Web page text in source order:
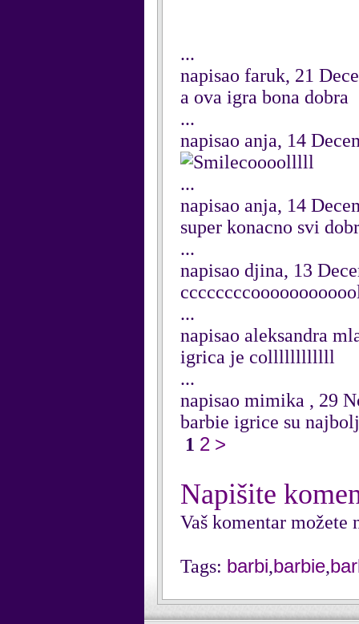
...
napisao faruk, 21
a ova igra bona dobra
...
napisao anja, 14
coooolllll
...
napisao anja, 14
super konacno svi
...
napisao djina, 13
...
napisao aleksandra
igrica je collllllllllll
...
napisao mimika , 29
barbie igrice su
1 2 >
Napišite
Vaš komentar možete
Tags: barbi,barbie,